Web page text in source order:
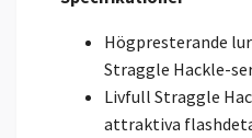
Högpresterande
Straggle Hackle-
Livfull Straggle
attraktiva